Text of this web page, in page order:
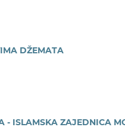
DŽEMATA
- ISLAMSKA ZAJEDNICA